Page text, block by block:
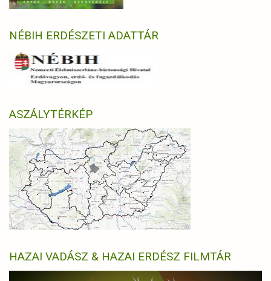
NÉBIH ERDÉSZETI ADATTÁR
ASZÁLYTÉRKÉP
HAZAI VADÁSZ & HAZAI ERDÉSZ FILMTÁR